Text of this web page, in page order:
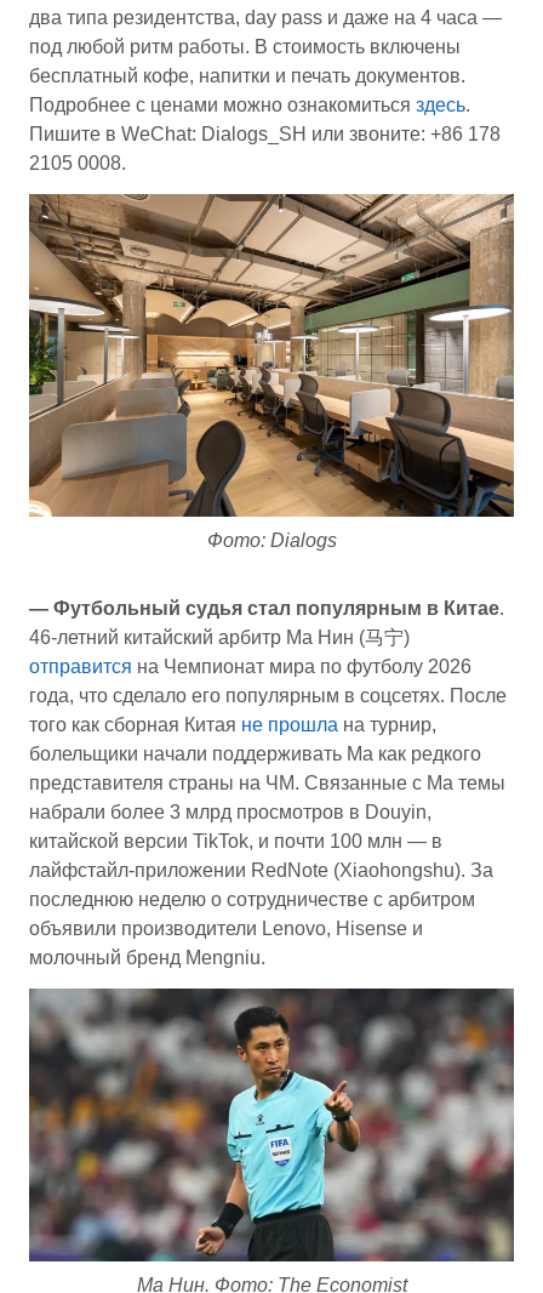
два типа резидентства, day pass и даже на 4 часа —
под любой ритм работы. В стоимость включены
бесплатный кофе, напитки и печать документов.
Подробнее с ценами можно ознакомиться здесь.
Пишите в WeChat: Dialogs_SH или звоните: +86 178
2105 0008.
Фото: Dialogs
— Футбольный судья стал популярным в Китае.
46-летний китайский арбитр Ма Нин (马宁)
отправится на Чемпионат мира по футболу 2026
года, что сделало его популярным в соцсетях. После
того как сборная Китая не прошла на турнир,
болельщики начали поддерживать Ма как редкого
представителя страны на ЧМ. Связанные с Ма темы
набрали более 3 млрд просмотров в Douyin,
китайской версии TikTok, и почти 100 млн — в
лайфстайл-приложении RedNote (Xiaohongshu). За
последнюю неделю о сотрудничестве с арбитром
объявили производители Lenovo, Hisense и
молочный бренд Mengniu.
Ма Нин. Фото: The Economist